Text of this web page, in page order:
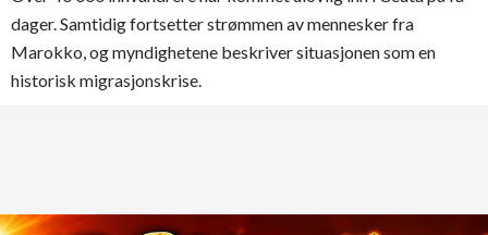
dager. Samtidig fortsetter strømmen av mennesker fra
Marokko, og myndighetene beskriver situasjonen som en
historisk migrasjonskrise.